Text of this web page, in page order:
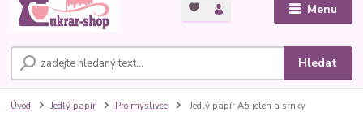
Menu
Hledat
Úvod Jedlý papír Pro myslivce Jedlý papír A5 jelen a srnky